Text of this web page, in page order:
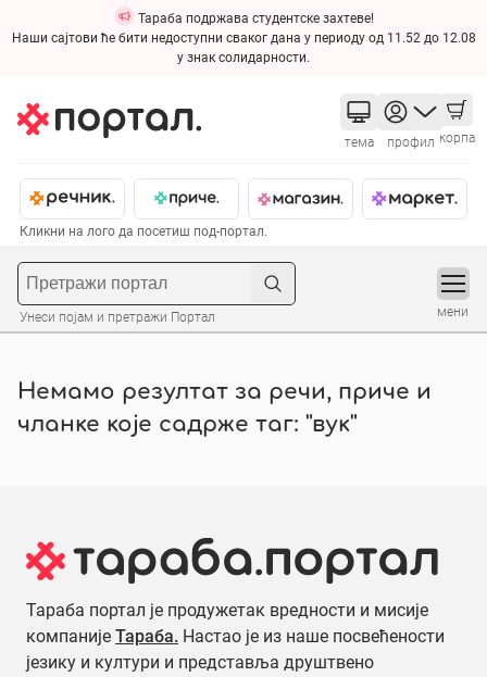
Тараба подржава студентске захтеве!
Наши сајтови ће бити недоступни сваког дана у периоду од 11.52 до 12.08
у знак солидарности.
тема профил корпа
Кликни на лого да посетиш под-портал.
Унеси појам и претражи Портал мени
Немамо резултат за речи, приче и
чланке које садрже таг: "вук"
Тараба портал је продужетак вредности и мисије
компаније Тараба. Настао је из наше посвећености
језику и култури и представља друштвено